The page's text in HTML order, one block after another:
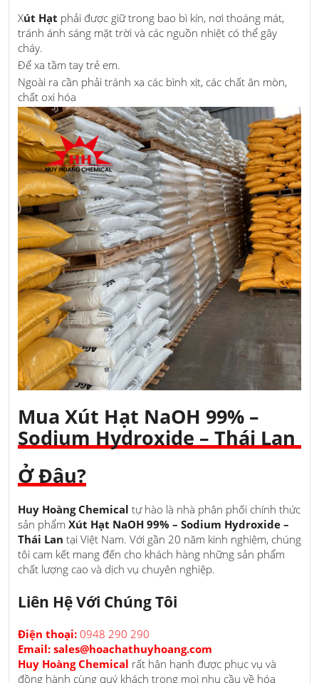
Xút Hạt phải được giữ trong bao bì kín, nơi thoáng mát,
tránh ánh sáng mặt trời và các nguồn nhiệt có thể gây
cháy.
Để xa tầm tay trẻ em.
Ngoài ra cần phải tránh xa các bình xịt, các chất ăn mòn,
chất oxi hóa
Mua Xút Hạt NaOH 99% –
Sodium Hydroxide – Thái Lan
Ở Đâu?
Huy Hoàng Chemical tự hào là nhà phân phối chính thức
sản phẩm Xút Hạt NaOH 99% – Sodium Hydroxide –
Thái Lan tại Việt Nam. Với gần 20 năm kinh nghiệm, chúng
tôi cam kết mang đến cho khách hàng những sản phẩm
chất lượng cao và dịch vụ chuyên nghiệp.
Liên Hệ Với Chúng Tôi
Điện thoại: 0948 290 290
Email: sales@hoachathuyhoang.com
Huy Hoàng Chemical rất hân hạnh được phục vụ và
đồng hành cùng quý khách trong mọi nhu cầu về hóa